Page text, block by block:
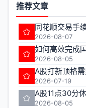
推荐文章
2026-08-07
如何高效完成
2026-08-05
A股打新顶格
2026-07-19
A股11点30分休
2026-08-05